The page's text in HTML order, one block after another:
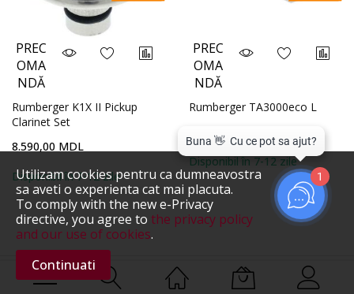
Utilizam cookies pentru ca dumneavostra
sa aveti o experienta cat mai placuta.
To comply with the new e-Privacy
directive, you agree to the privacy policy
and our use of cookies.
Continuati
PREC
OMA
NDĂ
Rumberger K1X II Pickup
Clarinet Set
8.590,00 MDL
Disponibil în 7-12 zile
PREC
OMA
NDĂ
Rumberger TA3000eco L
15.500,00 MDL
Disponibil în 7-12 zile
1